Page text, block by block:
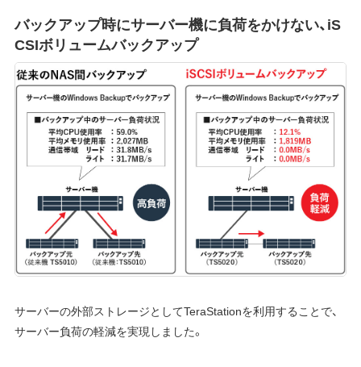
バックアップ時にサーバー機に負荷をかけない、iS
CSIボリュームバックアップ
サーバーの外部ストレージとしてTeraStationを利用することで、
サーバー負荷の軽減を実現しました。